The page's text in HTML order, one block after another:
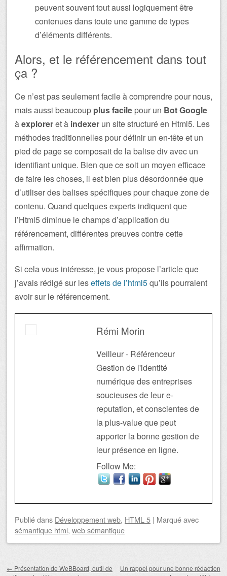
peuvent souvent tout aussi logiquement être
contenues dans toute une gamme de types
d’éléments différents.
Alors, et le référencement dans tout
ça ?
Ce n’est pas seulement facile à comprendre pour nous,
mais aussi beaucoup plusfacile pour un Bot Google
àexploreret à indexer un site structuré en Html5. Les
méthodes traditionnelles pour définir un en-tête et un
pied de page se composait de la balise div avec un
identifiant unique. Bien que ce soit un moyen efficace
de faire les choses, il est bien plus désordonnée que
d’utiliser des balises spécifiques pour chaque zone de
contenu. Quand quelques experts indiquent que
l’Html5 diminue le champs d’application du
référencement, différentes preuves contre cette
affirmation.
Si cela vous intéresse, je vous propose l’article que
j’avais rédigé sur leseffets de l’html5qu’ils pourraient
avoir sur le référencement.
Rémi Morin
Veilleur - Référenceur
Gestion de l'identité
numérique des entreprises
soucieuses de leur e-
reputation, et conscientes de
la plus-value que peut
apporter la bonne gestion de
leur présence en ligne.
Follow Me:
Publiédans Développement web, HTML 5 | Marqué avec
sémantique html, web sémantique
← Présentation de WeBBoard, outil de
Un rappel pour une bonne rédaction